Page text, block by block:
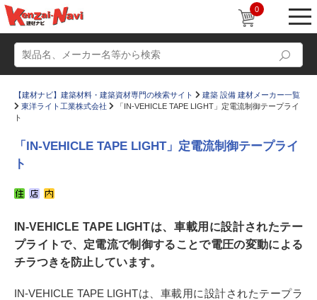
0
すまいリング 設計士インタビュー
Q＆A 販売・施工代理店募集
【建材ナビ】建築材料・建築資材専門の検索サイト
建築 設備 建材メーカー一覧
東洋ライト工業株式会社
「IN-VEHICLE TAPE LIGHT」定電流制御テープライ
ト
「IN-VEHICLE TAPE LIGHT」定電流制御テープライ
ト
IN-VEHICLE TAPE LIGHTは、車載用に設計されたテー
プライトで、定電流で制御することで電圧の変動による
チラつきを防止しています。
IN-VEHICLE TAPE LIGHTは、車載用に設計されたテープラ